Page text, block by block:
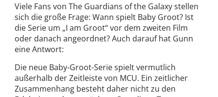
Viele Fans von The Guardians of the Galaxy stellen
sich die große Frage: Wann spielt Baby Groot? Ist
die Serie um „I am Groot“ vor dem zweiten Film
oder danach angeordnet? Auch darauf hat Gunn
eine Antwort:
Die neue Baby-Groot-Serie spielt vermutlich
außerhalb der Zeitleiste von MCU. Ein zeitlicher
Zusammenhang besteht daher nicht zu den